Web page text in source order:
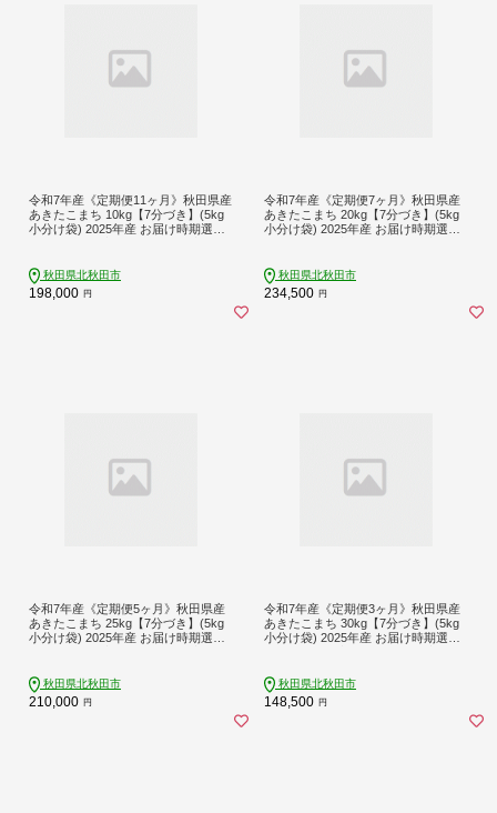
令和7年産《定期便11ヶ月》秋田県産
あきたこまち 10kg【7分づき】(5kg
小分け袋) 2025年産 お届け時期選べ
あきたこまち 米どころ 東北 北秋田
市 定期便 毎月お届け]
秋田県北秋田市
198,000 円
令和7年産《定期便7ヶ月》秋田県産
あきたこまち 20kg【7分づき】(5kg
小分け袋) 2025年産 お届け時期選べ
あきたこまち 米どころ 東北 北秋田
市 定期便 毎月お届け]
秋田県北秋田市
234,500 円
令和7年産《定期便5ヶ月》秋田県産
あきたこまち 25kg【7分づき】(5kg
小分け袋) 2025年産 お届け時期選べ
あきたこまち 米どころ 東北 北秋田
市 定期便 毎月お届け]
秋田県北秋田市
210,000 円
令和7年産《定期便3ヶ月》秋田県産
あきたこまち 30kg【7分づき】(5kg
小分け袋) 2025年産 お届け時期選べ
あきたこまち 米どころ 東北 北秋田
市 定期便 毎月お届け]
秋田県北秋田市
148,500 円